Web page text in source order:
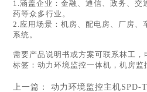
1.涵盖企业：金融、通信、政务、交
药等众多行业。
2.应用场景：机房、配电房、厂房、
系统。
需要产品说明书或方案可联系林工
标签：动力环境监控一体机，机房监
上一篇：动力环境监控主机SPD-